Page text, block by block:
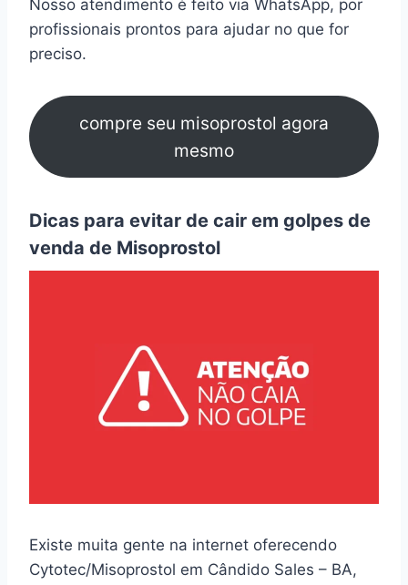
Nosso atendimento é feito via WhatsApp, por
profissionais prontos para ajudar no que for
preciso.
compre seu misoprostol agora
mesmo
Dicas para evitar de cair em golpes de
venda de Misoprostol
Existe muita gente na internet oferecendo
Cytotec/Misoprostol em Cândido Sales – BA,